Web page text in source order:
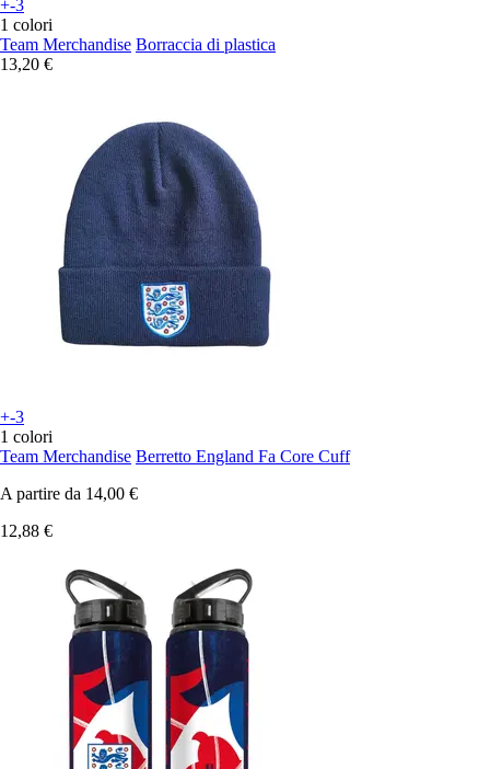
+-3
1 colori
Team Merchandise Borraccia di plastica
13,20 €
+-3
1 colori
Team Merchandise Berretto England Fa Core Cuff
A partire da 14,00 €
12,88 €